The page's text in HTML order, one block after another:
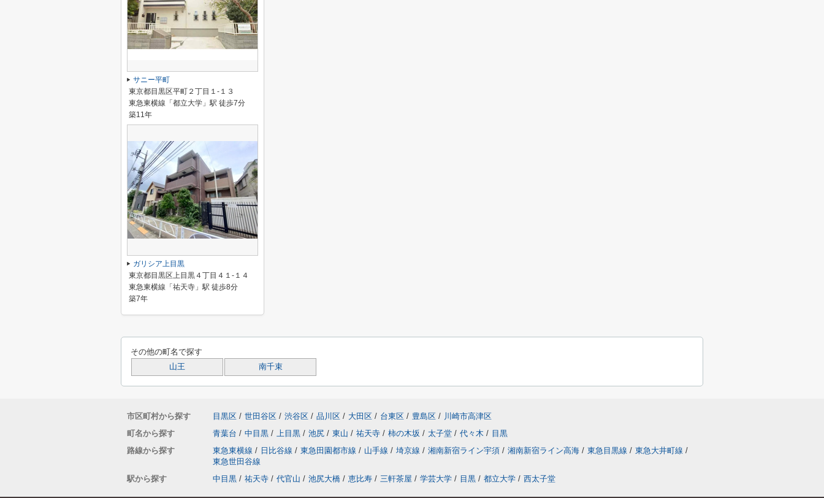
サニー平町
東京都目黒区平町２丁目１-１３
東急東横線「都立大学」駅 徒歩7分
築11年
ガリシア上目黒
東京都目黒区上目黒４丁目４１-１４
東急東横線「祐天寺」駅 徒歩8分
築7年
その他の町名で探す
山王 南千束
市区町村から探す 目黒区 / 世田谷区 / 渋谷区 / 品川区 / 大田区 / 台東区 / 豊島区 / 川崎市高津区
町名から探す
青葉台 / 中目黒 / 上目黒 / 池尻 / 東山 / 祐天寺 / 柿の木坂 / 太子堂 / 代々木 / 目黒
路線から探す
東急東横線 / 日比谷線 / 東急田園都市線 / 山手線 / 埼京線 / 湘南新宿ライン宇須 / 湘南新宿ライン高海 / 東急目黒線 / 東急大井町線 /
東急世田谷線
駅から探す
中目黒 / 祐天寺 / 代官山 / 池尻大橋 / 恵比寿 / 三軒茶屋 / 学芸大学 / 目黒 / 都立大学 / 西太子堂